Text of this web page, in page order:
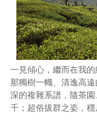
餐桌週記
享樂隨手拍
照相簿
影音區
創意出版服務
一見傾心，繼而在我
那獨樹一幟、清逸高
深的複雜系譜，隨茶
千；超俗拔群之姿，